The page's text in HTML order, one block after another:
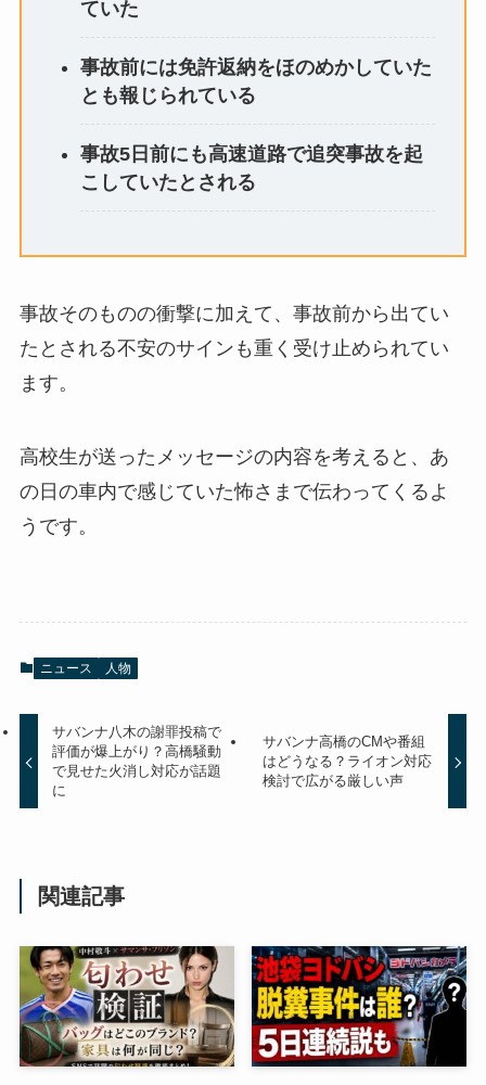
ていた
事故前には免許返納をほのめかしていた
とも報じられている
事故5日前にも高速道路で追突事故を起
こしていたとされる
事故そのものの衝撃に加えて、事故前から出てい
たとされる不安のサインも重く受け止められてい
ます。
高校生が送ったメッセージの内容を考えると、あ
の日の車内で感じていた怖さまで伝わってくるよ
うです。
ニュース 人物
サバンナ八木の謝罪投稿で
評価が爆上がり？高橋騒動
で見せた火消し対応が話題
に
サバンナ高橋のCMや番組
はどうなる？ライオン対応
検討で広がる厳しい声
関連記事